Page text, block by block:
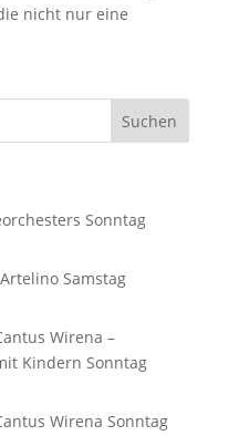
nicht nur eine
Sonntag
Samstag
Wirena –
Kindern Sonntag
Wirena Sonntag